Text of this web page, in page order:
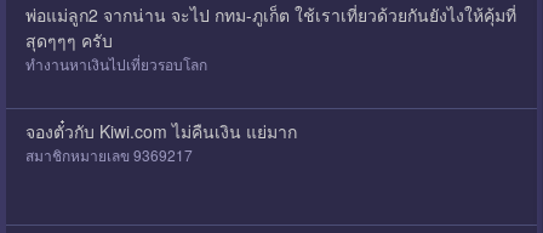
พ่อแม่ลูก2 จากน่าน จะไป กทม-ภูเก็ต ใช้เราเที่ยวด้วยกันยังไงให้คุ้มที่
สุดๆๆๆ ครับ
ทำงานหาเงินไปเที่ยวรอบโลก
จองตั๋วกับ Kiwi.com ไม่คืนเงิน แย่มาก
สมาชิกหมายเลข 9369217